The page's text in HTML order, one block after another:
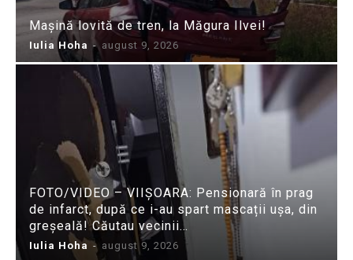
Mașină lovită de tren, la Măgura Ilvei!
Iulia Hoha - august 9, 2026
FOTO/VIDEO – VIIȘOARA: Pensionară în prag
de infarct, după ce i-au spart mascații ușa, din
greșeală! Căutau vecinii…
Iulia Hoha - august 9, 2026